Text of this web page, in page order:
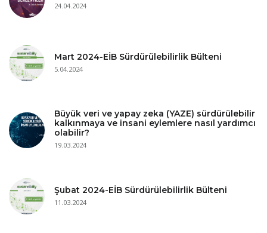
24.04.2024
Mart 2024-EİB Sürdürülebilirlik Bülteni
5.04.2024
Büyük veri ve yapay zeka (YAZE) sürdürülebilir
kalkınmaya ve insani eylemlere nasıl yardımcı
olabilir?
19.03.2024
Şubat 2024-EİB Sürdürülebilirlik Bülteni
11.03.2024